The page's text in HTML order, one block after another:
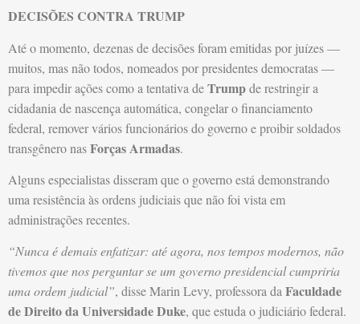
DECISÕES CONTRA TRUMP
Até o momento, dezenas de decisões foram emitidas por juízes —
muitos, mas não todos, nomeados por presidentes democratas —
para impedir ações como a tentativa deTrumpde restringir a
cidadania de nascença automática, congelar o financiamento
federal, remover vários funcionários do governo e proibir soldados
transgênero nasForças Armadas.
Alguns especialistas disseram que o governo está demonstrando
uma resistência às ordens judiciais que não foi vista em
administrações recentes.
“Nunca é demais enfatizar: até agora, nos tempos modernos, não
tivemos que nos perguntar se um governo presidencial cumpriria
uma ordem judicial”, disse Marin Levy, professora daFaculdade
de Direito da Universidade Duke, que estuda o judiciário federal.